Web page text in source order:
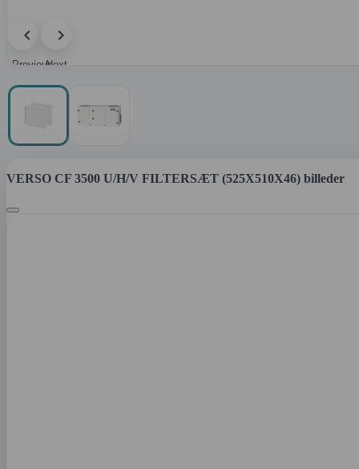
PreviousNext
VERSO CF 3500 U/H/V FILTERSÆT (525X510X46) billeder